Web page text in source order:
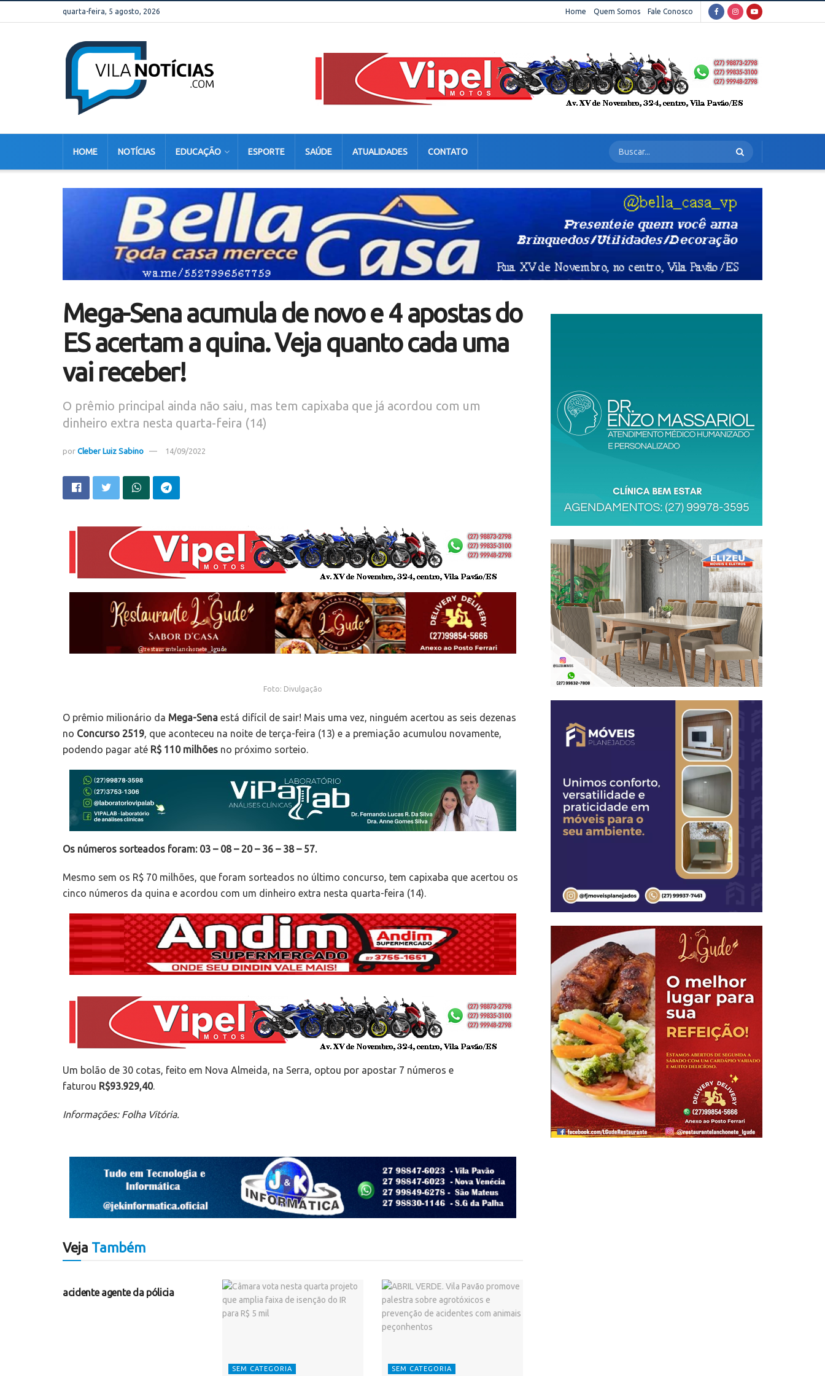
quarta-feira, 5 agosto, 2026 Home Quem Somos Fale Conosco
HOME NOTÍCIAS EDUCAÇÃO ESPORTE SAÚDE ATUALIDADES CONTATO
Mega-Sena acumula de novo e 4 apostas do
ES acertam a quina. Veja quanto cada uma
vai receber!
O prêmio principal ainda não saiu, mas tem capixaba que já acordou com um
dinheiro extra nesta quarta-feira (14)
por Cleber Luiz Sabino 14/09/2022
Foto: Divulgação
O prêmio milionário da Mega-Sena está difícil de sair! Mais uma vez, ninguém acertou as seis dezenas
no Concurso 2519, que aconteceu na noite de terça-feira (13) e a premiação acumulou novamente,
podendo pagar até R$ 110 milhões no próximo sorteio.
Os números sorteados foram: 03 – 08 – 20 – 36 – 38 – 57.
Mesmo sem os R$ 70 milhões, que foram sorteados no último concurso, tem capixaba que acertou os
cinco números da quina e acordou com um dinheiro extra nesta quarta-feira (14).
Um bolão de 30 cotas, feito em Nova Almeida, na Serra, optou por apostar 7 números e
faturou R$93.929,40.
Informações: Folha Vitória.
Veja Também
acidente agente da pólicia
SEM CATEGORIA SEM CATEGORIA